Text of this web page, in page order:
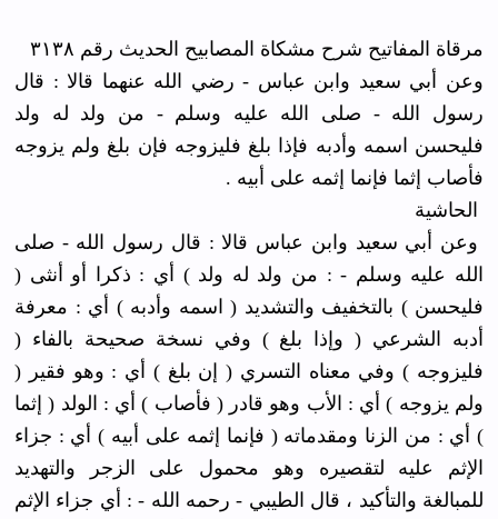
مرقاة المفاتيح شرح مشكاة المصابيح الحديث رقم ٣١٣٨
وعن أبي سعيد وابن عباس - رضي الله عنهما قالا : قال
رسول الله - صلى الله عليه وسلم - من ولد له ولد
فليحسن اسمه وأدبه فإذا بلغ فليزوجه فإن بلغ ولم يزوجه
فأصاب إثما فإنما إثمه على أبيه .
الحاشية
وعن أبي سعيد وابن عباس قالا : قال رسول الله - صلى
الله عليه وسلم - : من ولد له ولد ) أي : ذكرا أو أنثى (
فليحسن ) بالتخفيف والتشديد ( اسمه وأدبه ) أي : معرفة
أدبه الشرعي ( وإذا بلغ ) وفي نسخة صحيحة بالفاء (
فليزوجه ) وفي معناه التسري ( إن بلغ ) أي : وهو فقير (
ولم يزوجه ) أي : الأب وهو قادر ( فأصاب ) أي : الولد ( إثما
) أي : من الزنا ومقدماته ( فإنما إثمه على أبيه ) أي : جزاء
الإثم عليه لتقصيره وهو محمول على الزجر والتهديد
للمبالغة والتأكيد ، قال الطيبي - رحمه الله - : أي جزاء الإثم